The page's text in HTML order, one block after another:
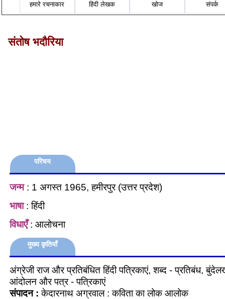
हमारे रचनाकार हिंदी लेखक खोज संपर्क
संतोष भदौरिया
परिचय
जन्म: 1 अगस्त 1965, हमीरपुर (उत्तर प्रदेश)
भाषा: हिंदी
विधाएँ: आलोचना
मुख्य कृतियाँ
अंग्रेजी राज और प्रतिबंधित हिंदी पत्रिकाएं, शब्द - प्रतिबंध,
आंदोलन और पत्र - पत्रिकाएं
संपादन : केदारनाथ अग्रवाल : कविता का लोक आलोक